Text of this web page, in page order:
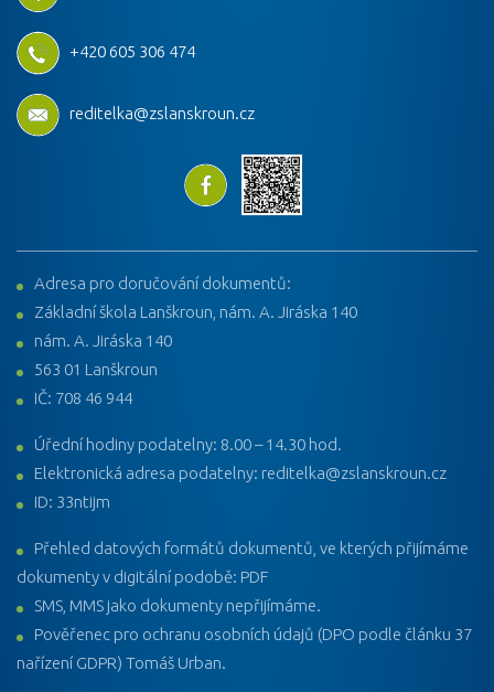
+420 605 306 474
reditelka@zslanskroun.cz
Adresa pro doručování dokumentů:
Základní škola Lanškroun, nám. A. Jiráska 140
nám. A. Jiráska 140
563 01 Lanškroun
IČ: 708 46 944
Úřední hodiny podatelny: 8.00 – 14.30 hod.
Elektronická adresa podatelny: reditelka@zslanskroun.cz
ID: 33ntijm
Přehled datových formátů dokumentů, ve kterých přijímáme
dokumenty v digitální podobě: PDF
SMS, MMS jako dokumenty nepřijímáme.
Pověřenec pro ochranu osobních údajů (DPO podle článku 37
nařízení GDPR) Tomáš Urban.